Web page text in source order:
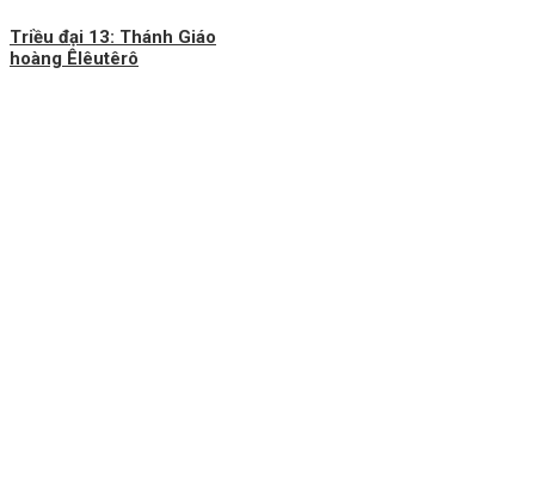
Triều đại 13: Thánh Giáo
hoàng Êlêutêrô